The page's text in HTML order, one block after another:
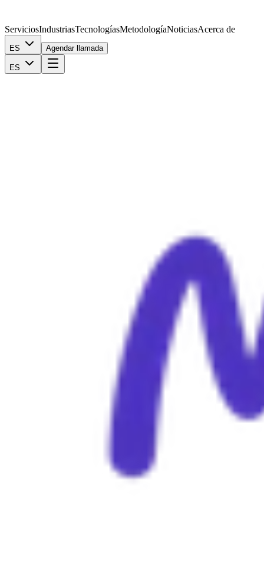
ServiciosIndustriasTecnologíasMetodologíaNoticiasAcerca de
ES Agendar llamada
ES